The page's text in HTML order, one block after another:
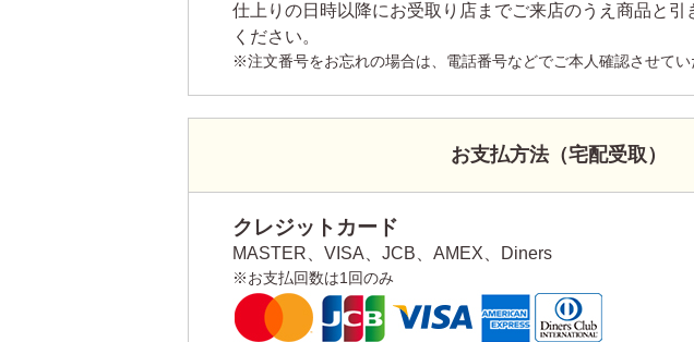
仕上りの日時以降にお受取り店までご来店のうえ商品と引
ください。
※注文番号をお忘れの場合は、電話番号などでご本人確認させてい
お支払方法（宅配受取）
クレジットカード
MASTER、VISA、JCB、AMEX、Diners
※お支払回数は1回のみ